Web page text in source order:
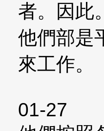
者。因此。
他們部是
來工作。
01-27